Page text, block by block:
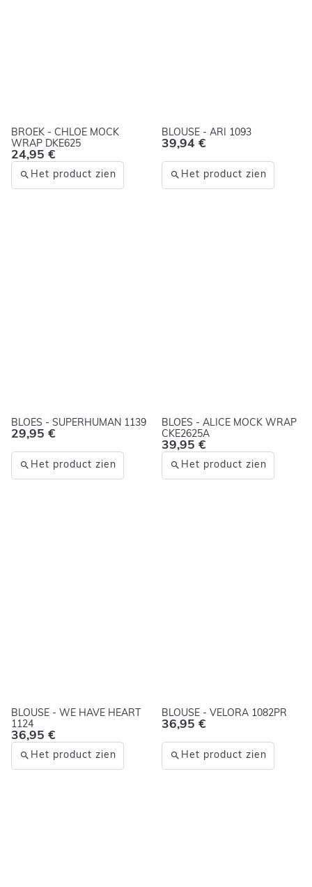
BROEK - CHLOE MOCK
WRAP DKE625
24,95 €
Het product zien
BLOUSE - ARI 1093
39,94 €
Het product zien
BLOES - SUPERHUMAN 1139
29,95 €
Het product zien
BLOES - ALICE MOCK WRAP
CKE2625A
39,95 €
Het product zien
BLOUSE - WE HAVE HEART
1124
36,95 €
Het product zien
BLOUSE - VELORA 1082PR
36,95 €
Het product zien